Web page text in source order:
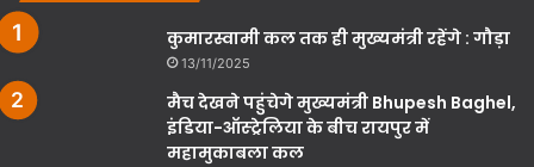
कुमारस्वामी कल तक ही मुख्यमंत्री रहेंगे : गौड़ा
13/11/2025
मैच देखने पहुंचेगे मुख्यमंत्री Bhupesh Baghel,
इंडिया-ऑस्ट्रेलिया के बीच रायपुर में
महामुकाबला कल